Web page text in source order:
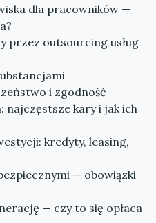
dla pracowników —
przez outsourcing usług
i zgodność
najczęstsze kary i jak ich
kredyty, leasing,
— obowiązki
— czy to się opłaca